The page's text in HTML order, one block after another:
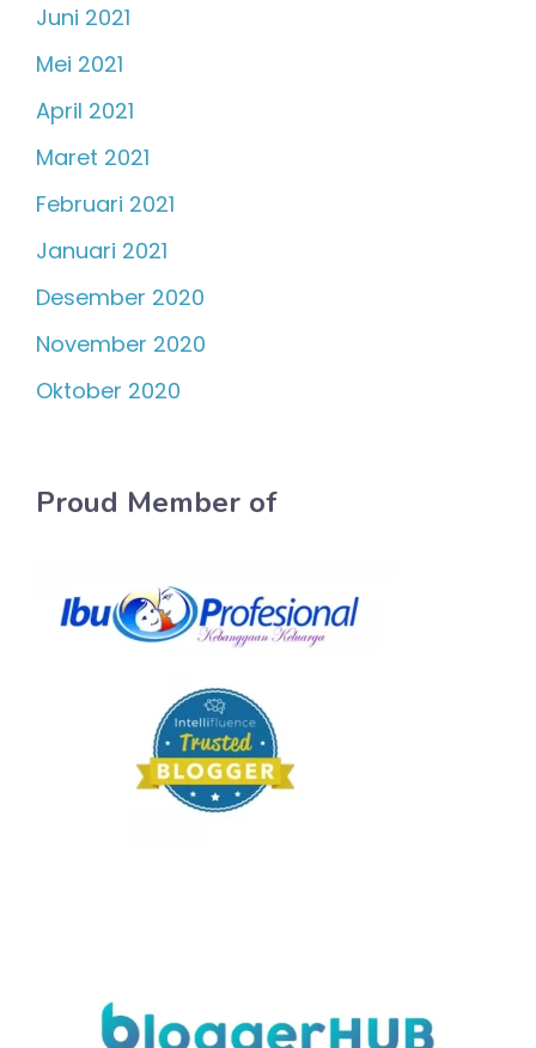
Juni 2021
Mei 2021
April 2021
Maret 2021
Februari 2021
Januari 2021
Desember 2020
November 2020
Oktober 2020
Proud Member of